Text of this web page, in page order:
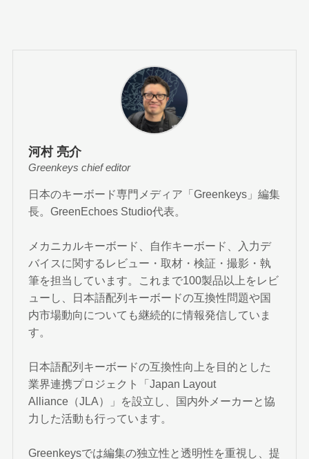
河村 亮介
Greenkeys chief editor
日本のキーボード専門メディア「Greenkeys」編集
長。GreenEchoes Studio代表。
メカニカルキーボード、自作キーボード、入力デ
バイスに関するレビュー・取材・検証・撮影・執
筆を担当しています。これまで100製品以上をレビ
ューし、日本語配列キーボードの互換性問題や国
内市場動向についても継続的に情報発信していま
す。
日本語配列キーボードの互換性向上を目的とした
業界連携プロジェクト「Japan Layout
Alliance（JLA）」を設立し、国内外メーカーと協
力した活動も行っています。
Greenkeysでは編集の独立性と透明性を重視し、提